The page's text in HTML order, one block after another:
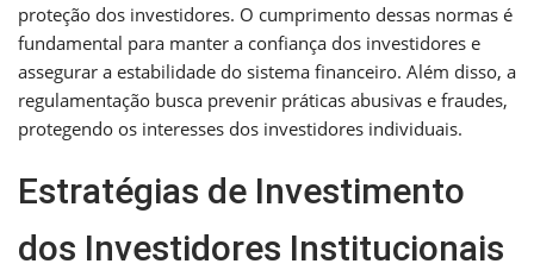
proteção dos investidores. O cumprimento dessas normas é
fundamental para manter a confiança dos investidores e
assegurar a estabilidade do sistema financeiro. Além disso, a
regulamentação busca prevenir práticas abusivas e fraudes,
protegendo os interesses dos investidores individuais.
Estratégias de Investimento
dos Investidores Institucionais